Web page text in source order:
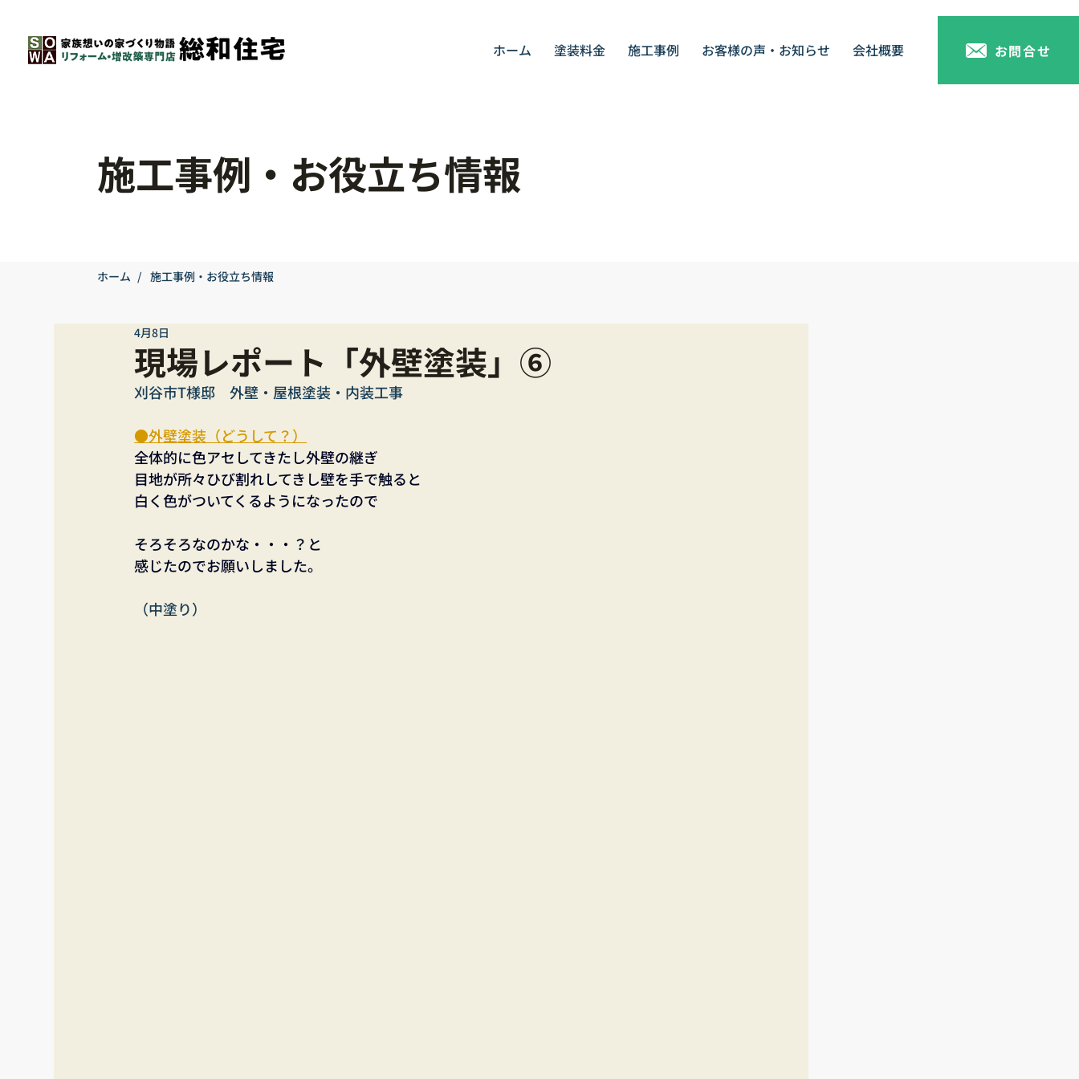
ホーム 塗装料金 施工事例 お客様の声・お知らせ 会社概要 お問合せ
施工事例・お役立ち情報
現場レポート「外壁塗装」⑥
4月8日
刈谷市T様邸　外壁・屋根塗装・内装工事
●外壁塗装（どうして？）
全体的に色アセしてきたし外壁の継ぎ
目地が所々ひび割れしてきし壁を手で触ると
白く色がついてくるようになったので
そろそろなのかな・・・？と
感じたのでお願いしました。
（中塗り）
ホーム / 施工事例・お役立ち情報